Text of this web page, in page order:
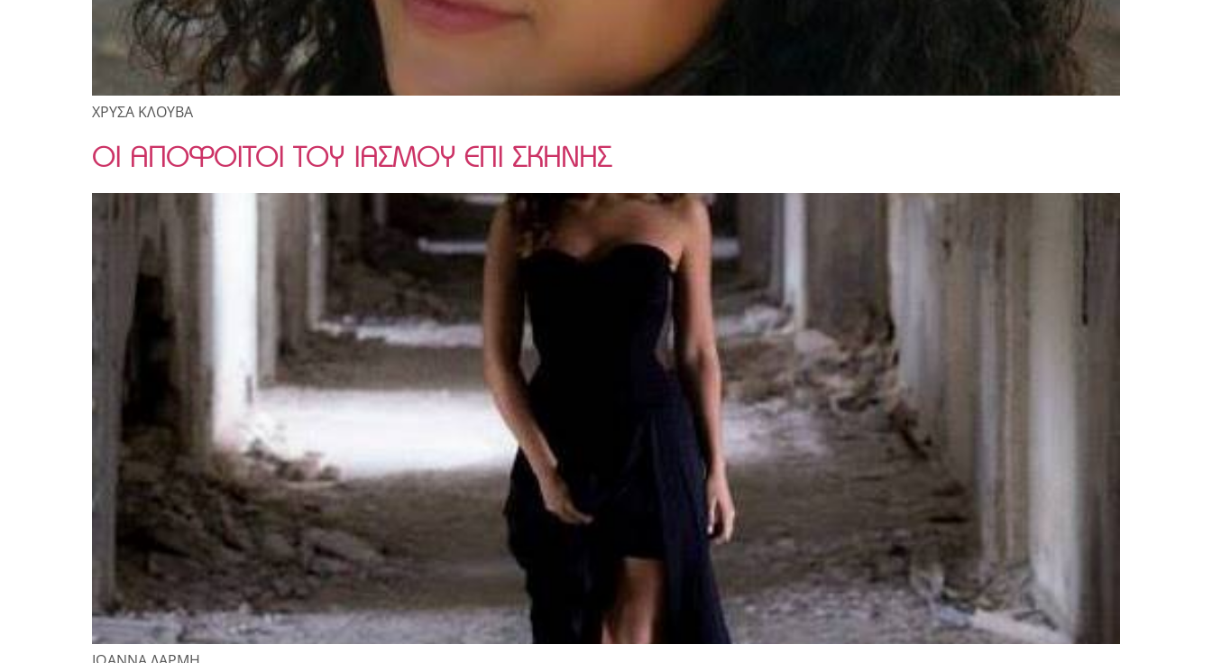
ΧΡΥΣΑ ΚΛΟΥΒΑ
ΟΙ ΑΠΟΦΟΙΤΟΙ ΤΟΥ ΙΑΣΜΟΥ ΕΠΙ ΣΚΗΝΗΣ